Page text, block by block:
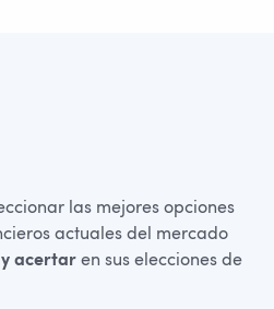
las mejores opciones
actuales del mercado
acertar en sus elecciones de